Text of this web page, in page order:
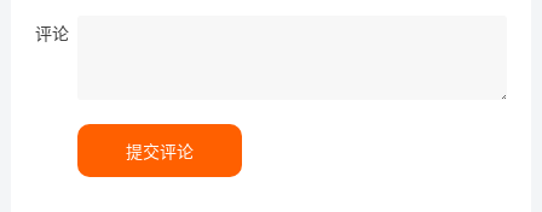
评论
提交评论